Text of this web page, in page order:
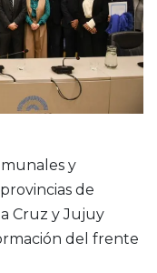
y
de
Cruz y Jujuy
del frente